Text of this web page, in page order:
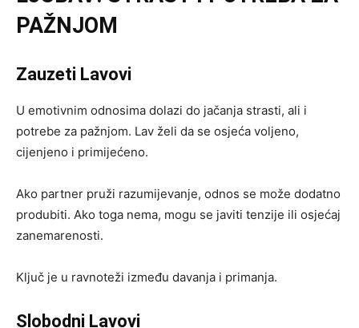
PAŽNJOM
Zauzeti Lavovi
U emotivnim odnosima dolazi do jačanja strasti, ali i
potrebe za pažnjom. Lav želi da se osjeća voljeno,
cijenjeno i primijećeno.
Ako partner pruži razumijevanje, odnos se može dodatno
produbiti. Ako toga nema, mogu se javiti tenzije ili osjećaj
zanemarenosti.
Ključ je u ravnoteži između davanja i primanja.
Slobodni Lavovi